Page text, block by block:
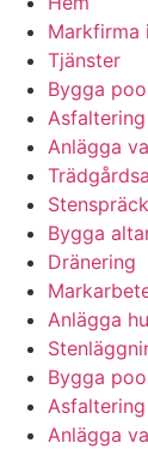
Markfirma
Tjänster
Bygga
Asfaltering
Anlägga
Bygga
Dränering
Anlägga
Bygga
Asfaltering
Anlägga